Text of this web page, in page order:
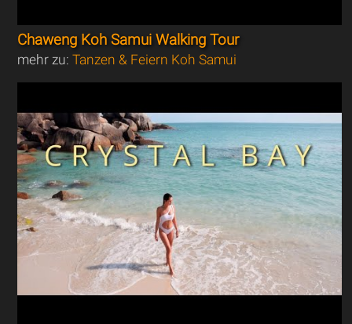
Chaweng Koh Samui Walking Tour
mehr zu:Tanzen & Feiern Koh Samui